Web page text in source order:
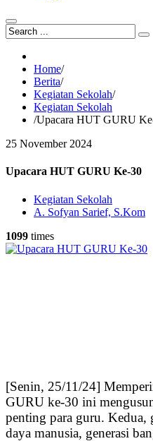
Home/
Berita/
Kegiatan Sekolah/
Kegiatan Sekolah
/Upacara HUT GURU
25 November 2024
Upacara HUT GURU Ke-30
Kegiatan Sekolah
A. Sofyan Sarief, S.Kom
1099 times
[Senin, 25/11/24]
GURU ke-30 ini
penting para guru. Kedua,
daya manusia, generasi